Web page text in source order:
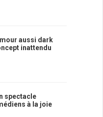
aussi dark
inattendu
spectacle
à la joie